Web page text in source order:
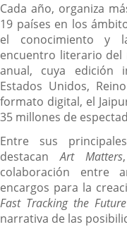
Cada año, organiza
19 países en los
el conocimiento y
encuentro literario del
anual, cuya edición
Estados Unidos,
formato digital, el
35 millones de
Entre sus
destacanArt Matters
colaboración entre
encargos para la
Fast Tracking the
narrativa de las